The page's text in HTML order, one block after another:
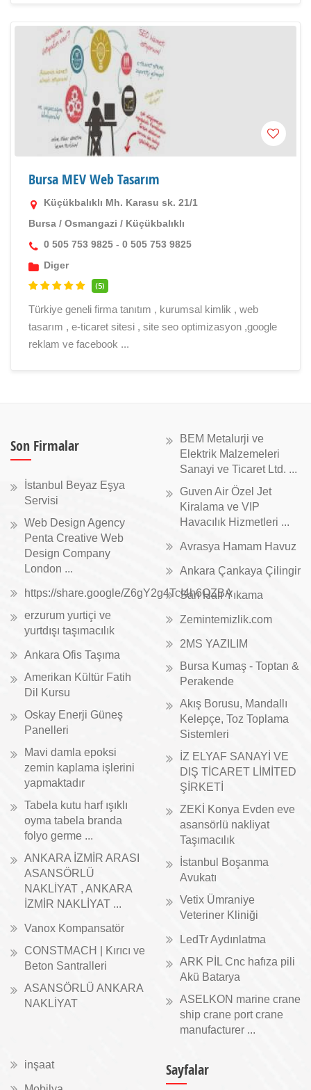
Bursa MEV Web Tasarım
Küçükbalıklı Mh. Karasu sk. 21/1
Bursa / Osmangazi / Küçükbalıklı
0 505 753 9825 - 0 505 753 9825
Diger
(5)
Türkiye geneli firma tanıtım , kurumsal kimlik , web
tasarım , e-ticaret sitesi , site seo optimizasyon ,google
reklam ve facebook ...
Son Firmalar
İstanbul Beyaz Eşya
Servisi
Web Design Agency
Penta Creative Web
Design Company
London ...
https://share.google/Z6gY2g4TcI4h6QZBA
erzurum yurtiçi ve
yurtdışı taşımacılık
Ankara Ofis Taşıma
Amerikan Kültür Fatih
Dil Kursu
Oskay Enerji Güneş
Panelleri
Mavi damla epoksi
zemin kaplama işlerini
yapmaktadır
Tabela kutu harf ışıklı
oyma tabela branda
folyo germe ...
ANKARA İZMİR ARASI
ASANSÖRLÜ
NAKLİYAT , ANKARA
İZMİR NAKLİYAT ...
Vanox Kompansatör
CONSTMACH | Kırıcı ve
Beton Santralleri
ASANSÖRLÜ ANKARA
NAKLİYAT
BEM Metalurji ve
Elektrik Malzemeleri
Sanayi ve Ticaret Ltd. ...
Guven Air Özel Jet
Kiralama ve VIP
Havacılık Hizmetleri ...
Avrasya Hamam Havuz
Ankara Çankaya Çilingir
Sarı Halı Yıkama
Zemintemizlik.com
2MS YAZILIM
Bursa Kumaş - Toptan &
Perakende
Akış Borusu, Mandallı
Kelepçe, Toz Toplama
Sistemleri
İZ ELYAF SANAYİ VE
DIŞ TİCARET LİMİTED
ŞİRKETİ
ZEKİ Konya Evden eve
asansörlü nakliyat
Taşımacılık
İstanbul Boşanma
Avukatı
Vetix Ümraniye
Veteriner Kliniği
LedTr Aydınlatma
ARK PİL Cnc hafıza pili
Akü Batarya
ASELKON marine crane
ship crane port crane
manufacturer ...
inşaat Sayfalar